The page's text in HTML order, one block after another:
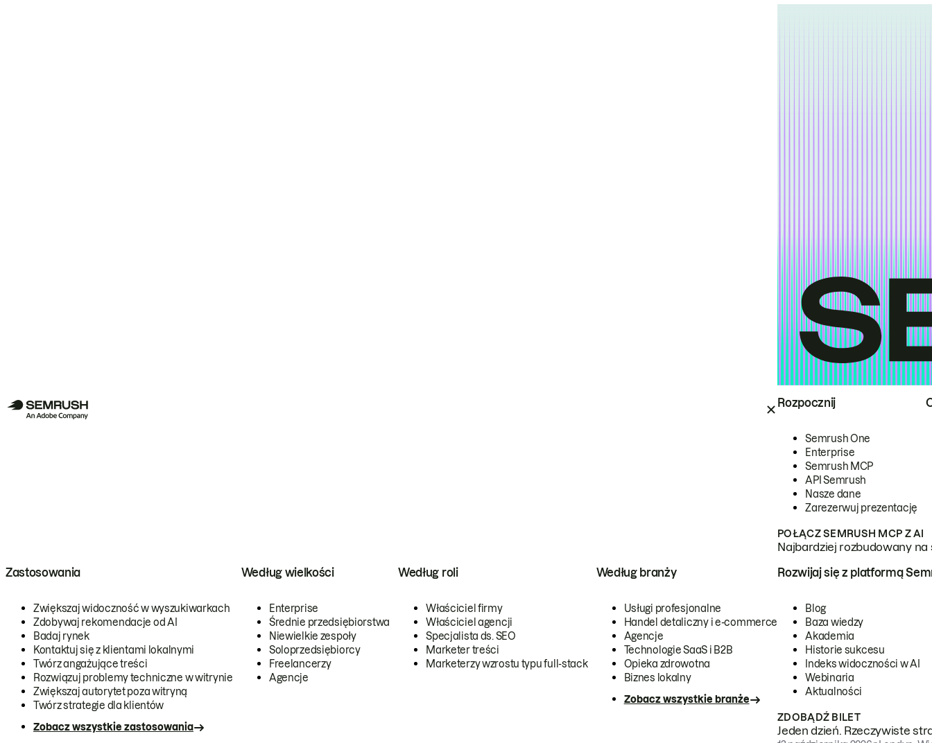
Rozpocznij
Semrush One
Enterprise
Semrush MCP
API Semrush
Nasze dane
Zarezerwuj prezentację
POŁĄCZ SEMRUSH MCP Z AI
Najbardziej rozbudowany
Zastosowania
Zwiększaj widoczność w wyszukiwarkach
Zdobywaj rekomendacje od AI
Badaj rynek
Kontaktuj się z klientami lokalnymi
Twórz angażujące treści
Rozwiązuj problemy techniczne w witrynie
Zwiększaj autorytet poza witryną
Twórz strategie dla klientów
Zobacz wszystkie zastosowania
Według wielkości
Enterprise
Średnie przedsiębiorstwa
Niewielkie zespoły
Soloprzedsiębiorcy
Freelancerzy
Agencje
Według roli
Właściciel firmy
Właściciel agencji
Specjalista ds. SEO
Marketer treści
Marketerzy wzrostu typu full-stack
Według branży
Usługi profesjonalne
Handel detaliczny i e-commerce
Agencje
Technologie SaaS i B2B
Opieka zdrowotna
Biznes lokalny
Zobacz wszystkie branże
Rozwijaj się z platformą
Blog
Baza wiedzy
Akademia
Historie sukcesu
Indeks widoczności w AI
Webinaria
Aktualności
ZDOBĄDŹ BILET
Jeden dzień. Rzeczywiste